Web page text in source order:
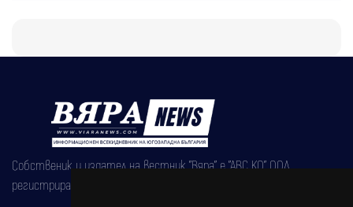
Собственик и издател на вестник "Вяра" е "АВС КО" ООД,
регистрирана на 08.05.2002 година.